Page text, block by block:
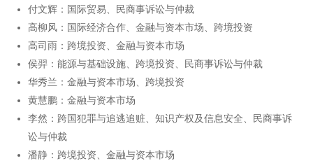
付文辉：国际贸易、民商事诉讼与仲裁
高柳风：国际经济合作、金融与资本市场、跨境投资
高司雨：跨境投资、金融与资本市场
侯羿：能源与基础设施、跨境投资、民商事诉讼与仲裁
华秀兰：金融与资本市场、跨境投资
黄慧鹏：金融与资本市场
李然：跨国犯罪与追逃追赃、知识产权及信息安全、民商事诉
讼与仲裁
潘静：跨境投资、金融与资本市场